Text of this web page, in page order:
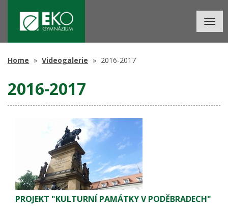
Home Videogalerie 2016-2017
2016-2017
PROJEKT "KULTURNÍ PAMÁTKY V PODĚBRADECH"